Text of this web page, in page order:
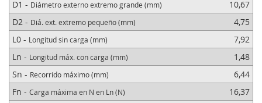
D1 - Diámetro externo extremo grande (mm)
10,67
D2 - Diá. ext. extremo pequeño (mm)
4,75
L0 - Longitud sin carga (mm)
7,92
Ln - Longitud máx. con carga (mm)
1,48
Sn - Recorrido máximo (mm)
6,44
Fn - Carga máxima en N en Ln (N)
16,37